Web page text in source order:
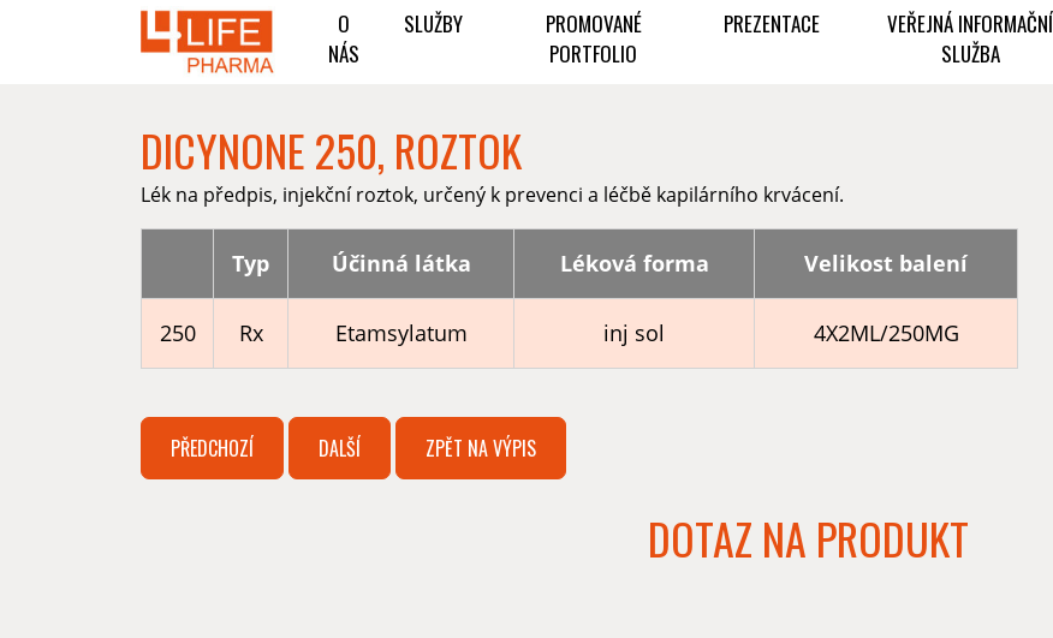
O
NÁS
SLUŽBY
PROMOVANÉ
PORTFOLIO
PREZENTACE
VEŘEJNÁ INFORMAČNÍ
SLUŽBA
DICYNONE 250, ROZTOK
Lék na předpis, injekční roztok, určený k prevenci a léčbě kapilárního krvácení.
Typ Účinná látka Léková forma Velikost balení
250 Rx Etamsylatum inj sol 4X2ML/250MG
PŘEDCHOZÍ DALŠÍ ZPĚT NA VÝPIS
DOTAZ NA PRODUKT